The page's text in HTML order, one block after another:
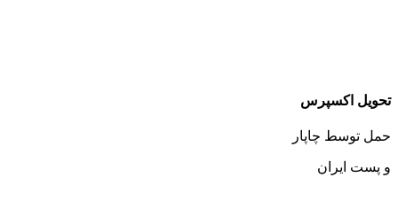
تحویل اکسپرس
حمل توسط چاپار
و پست ایران